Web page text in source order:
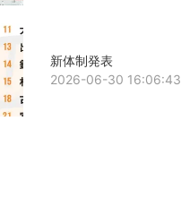
新体制発表
2026-06-30 16:06:43